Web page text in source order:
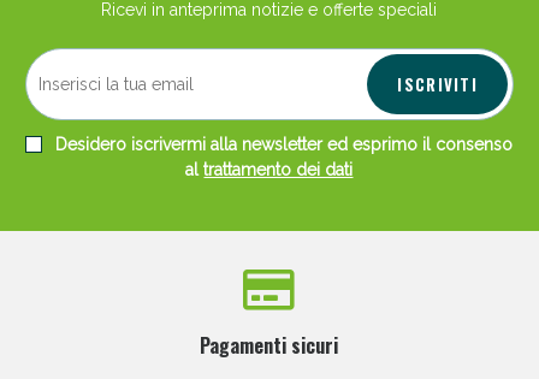
Ricevi in anteprima notizie e offerte speciali
ISCRIVITI
Desidero iscrivermi alla newsletter ed esprimo il consenso
altrattamento dei dati
Pagamenti sicuri